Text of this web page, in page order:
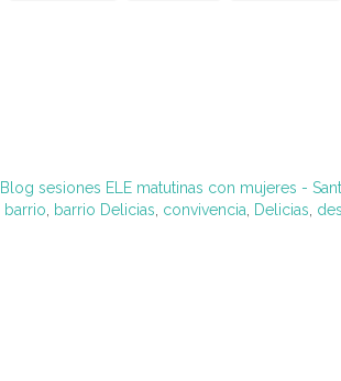
Blog sesiones ELE matutinas con mujeres -
barrio barrio Delicias convivencia Delicias